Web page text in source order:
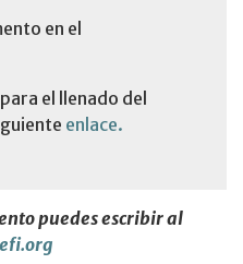
en el
el llenado del
enlace.
puedes escribir al